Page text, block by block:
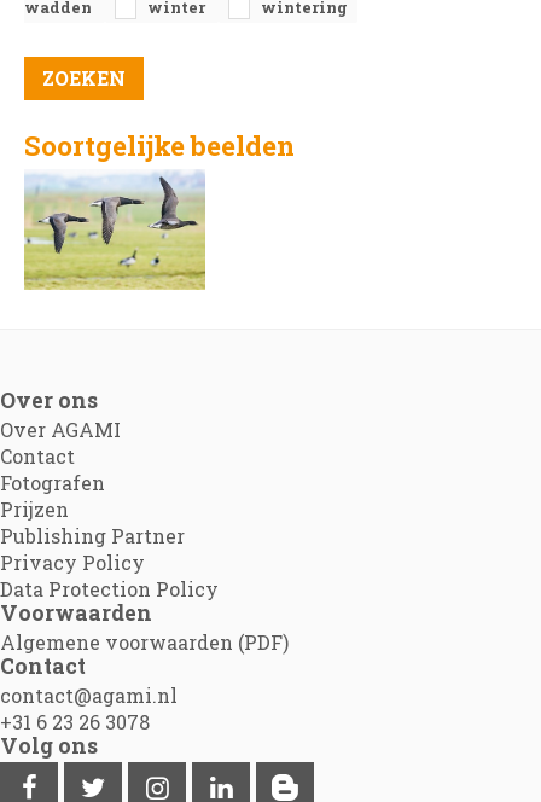
wadden
winter wintering
Soortgelijke beelden
Over ons
Over AGAMI
Contact
Fotografen
Prijzen
Publishing Partner
Privacy Policy
Data Protection Policy
Voorwaarden
Algemene voorwaarden (PDF)
Contact
contact@agami.nl
+31 6 23 26 3078
Volg ons